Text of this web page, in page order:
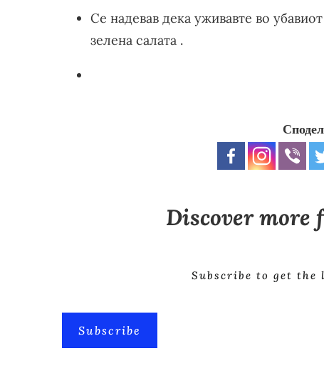
Се надевав дека уживавте во
зелена салата .
Discover more
Subscribe to get the
Subscribe